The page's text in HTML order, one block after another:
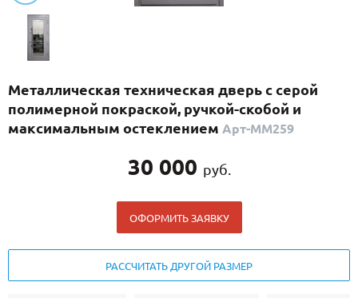
С реечным дизайном (29)
ПО НАЗНАЧЕНИЮ
ПО КОНСТРУКЦИИ
Металлическая техническая дверь с серой
полимерной покраской, ручкой-скобой и
максимальным остеклением Арт-ММ259
30 000 руб.
ОФОРМИТЬ ЗАЯВКУ
РАССЧИТАТЬ ДРУГОЙ РАЗМЕР